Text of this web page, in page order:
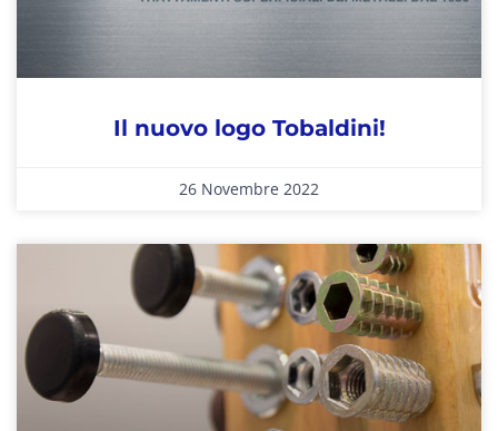
Il nuovo logo Tobaldini!
26 Novembre 2022